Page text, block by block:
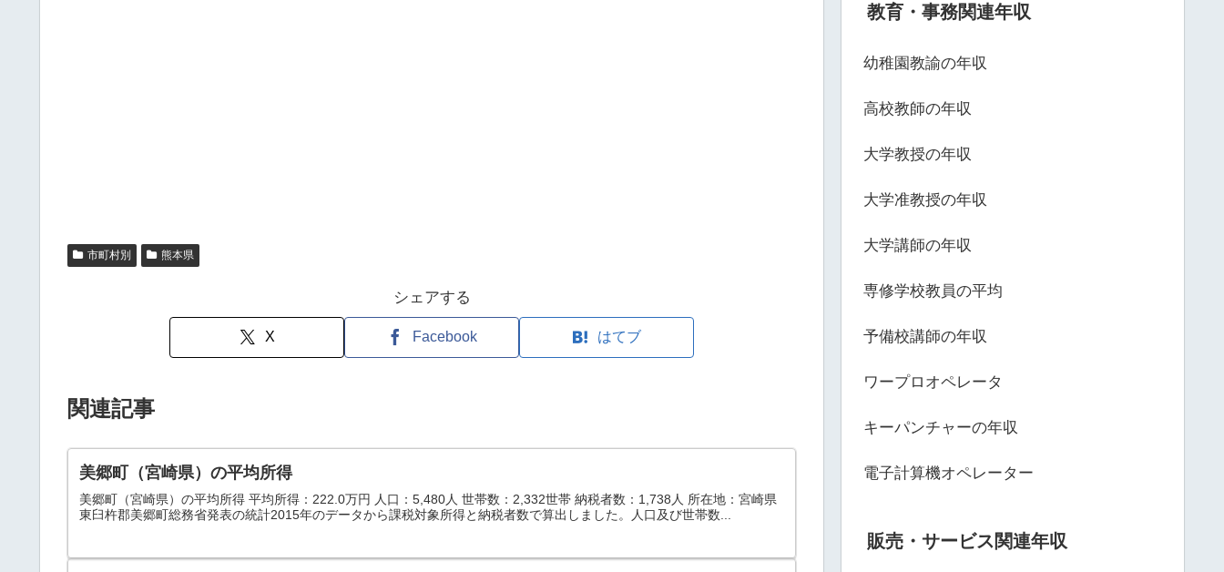
市町村別 熊本県
シェアする
X Facebook はてブ
関連記事
美郷町（宮崎県）の平均所得
美郷町（宮崎県）の平均所得 平均所得：222.0万円 人口：5,480人 世帯数：2,332世帯 納税者数：1,738人 所在地：宮崎県
東臼杵郡美郷町総務省発表の統計2015年のデータから課税対象所得と納税者数で算出しました。人口及び世帯数...
教育・事務関連年収
幼稚園教諭の年収
高校教師の年収
大学教授の年収
大学准教授の年収
大学講師の年収
専修学校教員の平均
予備校講師の年収
ワープロオペレータ
キーパンチャーの年収
電子計算機オペレーター
販売・サービス関連年収